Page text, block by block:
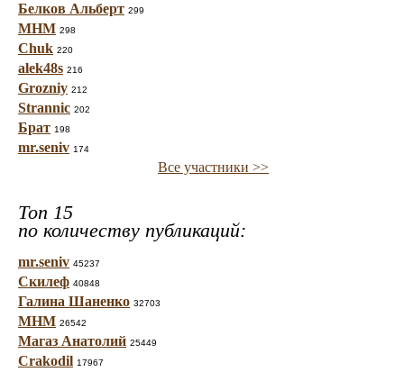
Белков Альберт 299
МНМ 298
Chuk 220
alek48s 216
Grozniy 212
Strannic 202
Брат 198
mr.seniv 174
Все участники >>
Топ 15
по количеству публикаций:
mr.seniv 45237
Скилеф 40848
Галина Шаненко 32703
МНМ 26542
Магаз Анатолий 25449
Crakodil 17967